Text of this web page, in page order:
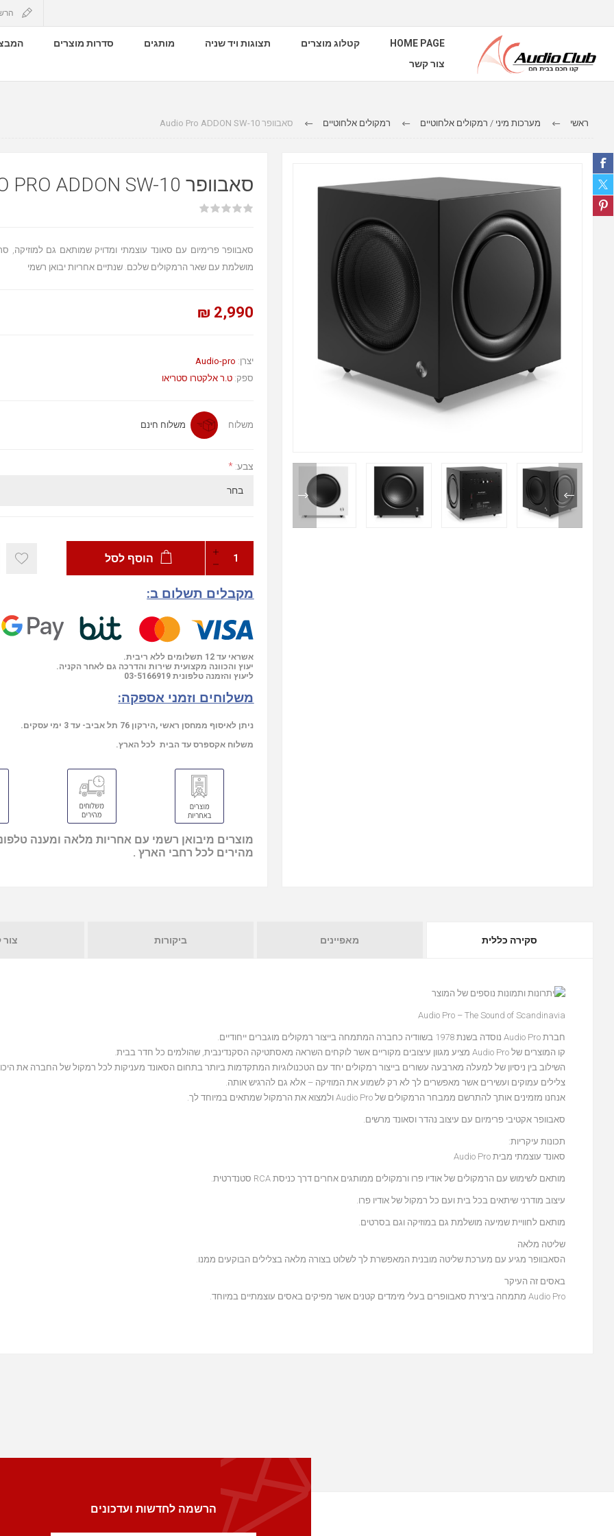
HOME PAGE קטלוג מוצרים תצוגות ויד שניה מותגים סדרות מוצרים
צור קשר
ראשי מערכות מיני / רמקולים אלחוטיים רמקולים אלחוטיים סאבוופר Audio Pro ADDON SW-10
סאבוופר AUDIO PRO ADDON SW-10
סאבוופר פרימיום עם סאונד עוצמתי ומדויק שמותאם גם למוזיקה,
מושלמת עם שאר הרמקולים שלכם. שנתיים אחריות יבואן רשמי
2,990 ₪
יצרן: Audio-pro
ספק: ט.ר אלקטרו סטריאו
משלוח משלוח חינם
צבע: *
הוסף לסל
מקבלים תשלום ב:
אשראי עד 12 תשלומים ללא ריבית.
יעוץ והכוונה מקצועית שירות והדרכה גם לאחר הקניה.
ליעוץ והזמנה טלפונית 03-5166919
משלוחים וזמני אספקה:
ניתן לאיסוף ממחסן ראשי ,הירקון 76 תל אביב- עד 3 ימי עסקים.
משלוח אקספרס עד הבית לכל הארץ.
מוצרים מיבואן רשמי עם אחריות מלאה ומענה
מהירים לכל רחבי הארץ .
סקירה כללית מאפיינים ביקורות
Audio Pro – The Sound of Scandinavia
חברת Audio Pro נוסדה בשנת 1978 בשוודיה כחברה המתמחה בייצור רמקולים מוגברים ייחודיים.
קו המוצרים של Audio Pro מציע מגוון עיצובים מקוריים אשר לוקחים השראה מאסתטיקה הסקנדינבית, שהולמים כל חדר בבית.
השילוב בין ניסיון של למעלה מארבעה עשורים בייצור רמקולים יחד עם הטכנולוגיות המתקדמות ביותר בתחום הסאונד מעניקות לכל רמקול של החברה את
צלילים עמוקים ועשירים אשר מאפשרים לך לא רק לשמוע את המוזיקה – אלא גם להרגיש אותה.
אנחנו מזמינים אותך להתרשם ממבחר הרמקולים של Audio Pro ולמצוא את הרמקול שמתאים במיוחד לך.
סאבוופר אקטיבי פרימיום עם עיצוב נהדר וסאונד מרשים.
תכונות עיקריות:
סאונד עוצמתי מבית Audio Pro
מותאם לשימוש עם הרמקולים של אודיו פרו ורמקולים ממותגים אחרים דרך כניסת RCA סטנדרטית.
עיצוב מודרני שיתאים בכל בית ועם כל רמקול של אודיו פרו.
מותאם לחוויית שמיעה מושלמת גם במוזיקה וגם בסרטים.
שליטה מלאה
הסאבוופר מגיע עם מערכת שליטה מובנית המאפשרת לך לשלוט בצורה מלאה בצלילים הבוקעים ממנו.
באסים זה העיקר
Audio Pro מתמחה ביצירת סאבוופרים בעלי מימדים קטנים אשר מפיקים באסים עוצמתיים במיוחד.
הרשמה לחדשות ועדכונים